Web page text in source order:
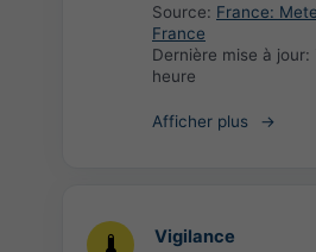
Source: France:
France
Dernière mise à jour:
heure
Afficher plus
Vigilance